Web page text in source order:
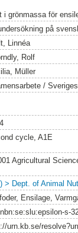
i grönmassa för
på
Linnéa
Rolf
Müller
/
cycle, A1E
Agricultural
> Dept. of Animal
Ensilage,
s-
urn.kb.se/